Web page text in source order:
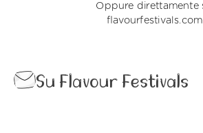
Oppure direttamente
flavourfestivals.com
Su Flavour Festivals